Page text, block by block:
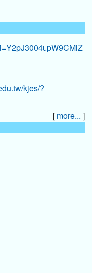
[ more... ]